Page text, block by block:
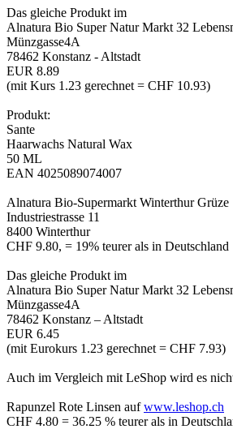
Das gleiche Produkt im
Alnatura Bio Super Natur Markt 32
Münzgasse4A
78462 Konstanz - Altstadt
EUR 8.89
(mit Kurs 1.23 gerechnet = CHF 10.93)
Produkt:
Sante
Haarwachs Natural Wax
50 ML
EAN 4025089074007
Alnatura Bio-Supermarkt Winterthur Grüze
Industriestrasse 11
8400 Winterthur
CHF 9.80, = 19% teurer als in Deutschland
Das gleiche Produkt im
Alnatura Bio Super Natur Markt 32
Münzgasse4A
78462 Konstanz – Altstadt
EUR 6.45
(mit Eurokurs 1.23 gerechnet = CHF 7.93)
Auch im Vergleich mit LeShop wird es
Rapunzel Rote Linsen aufwww.leshop.ch
CHF 4.80 = 36.25 % teurer als in